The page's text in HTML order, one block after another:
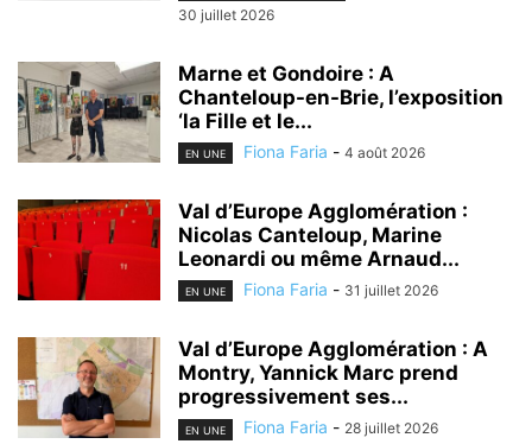
30 juillet 2026
Marne et Gondoire : A
Chanteloup-en-Brie, l’exposition
‘la Fille et le...
EN UNE Fiona Faria - 4 août 2026
Val d’Europe Agglomération :
Nicolas Canteloup, Marine
Leonardi ou même Arnaud...
EN UNE Fiona Faria - 31 juillet 2026
Val d’Europe Agglomération : A
Montry, Yannick Marc prend
progressivement ses...
EN UNE Fiona Faria - 28 juillet 2026